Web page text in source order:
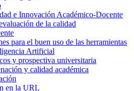
e Innovación Académico-Docente
de la calidad
para el buen uso de las herramientas
Artificial
y prospectiva universitaria
y calidad académica
en la URL